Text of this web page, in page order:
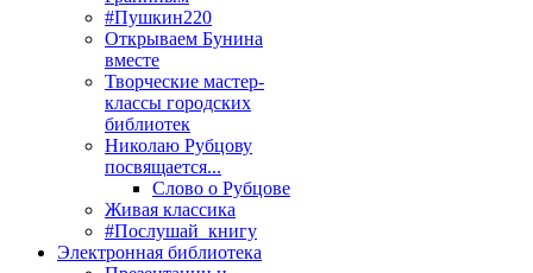
#Пушкин220
Открываем Бунина
вместе
Творческие мастер-
классы городских
библиотек
Николаю Рубцову
посвящается...
Слово о Рубцове
Живая классика
#Послушай_книгу
Электронная библиотека